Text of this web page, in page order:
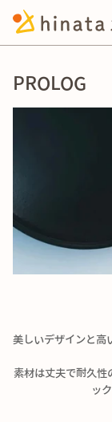
PROLOG
美しいデザインと高
素材は丈夫で耐久性
ッ